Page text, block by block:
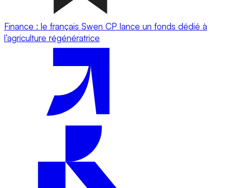
Finance : le français Swen CP lance un fonds dédié à
l’agriculture régénératrice